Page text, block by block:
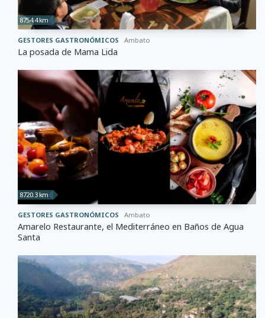
8754.4 km
GESTORES GASTRONÓMICOS Ambato
La posada de Mama Lida
8720.3 km
GESTORES GASTRONÓMICOS Ambato
Amarelo Restaurante, el Mediterráneo en Baños de Agua
Santa